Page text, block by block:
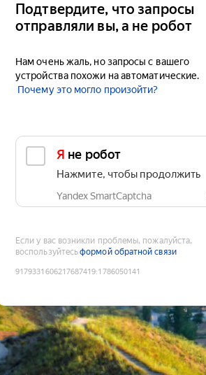
Подтвердите, что запросы
отправляли вы, а не робот
Нам очень жаль, но запросы с вашего
устройства похожи на автоматические.
Почему это могло произойти?
Я не робот
Нажмите, чтобы продолжить
Yandex SmartCaptcha
Если у вас возникли проблемы, пожалуйста,
воспользуйтесьформой обратной связи
9179331606217687419:1786050141